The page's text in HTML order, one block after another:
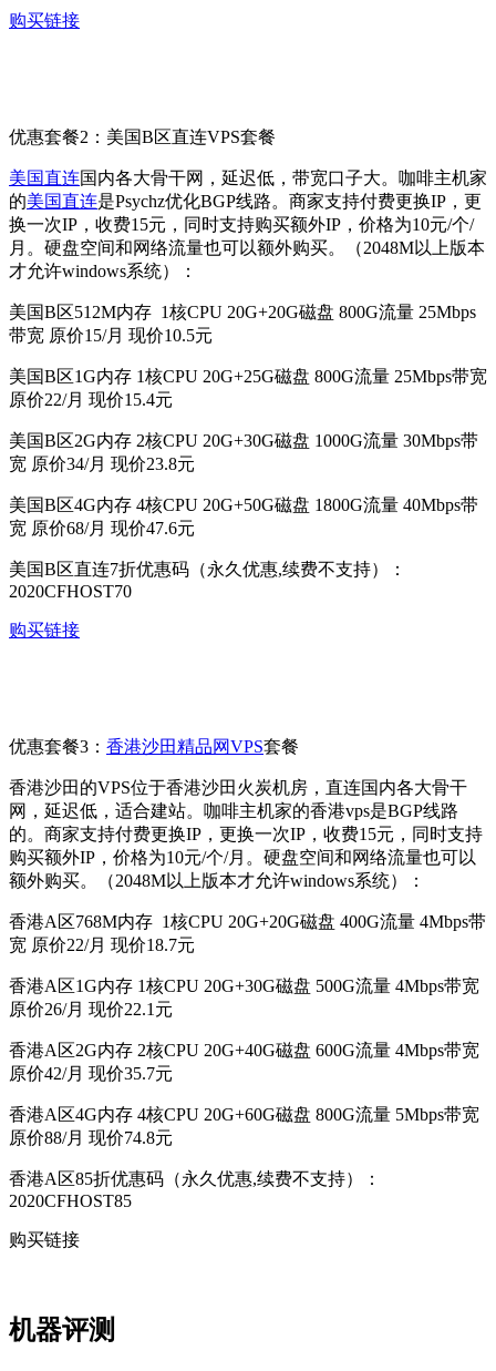
购买链接
优惠套餐2：美国B区直连VPS套餐
美国直连国内各大骨干网，延迟低，带宽口子大。咖啡主机家
的美国直连是Psychz优化BGP线路。商家支持付费更换IP，更
换一次IP，收费15元，同时支持购买额外IP，价格为10元/个/
月。硬盘空间和网络流量也可以额外购买。（2048M以上版本
才允许windows系统）：
美国B区512M内存 1核CPU 20G+20G磁盘 800G流量 25Mbps
带宽 原价15/月 现价10.5元
美国B区1G内存 1核CPU 20G+25G磁盘 800G流量 25Mbps带宽
原价22/月 现价15.4元
美国B区2G内存 2核CPU 20G+30G磁盘 1000G流量 30Mbps带
宽 原价34/月 现价23.8元
美国B区4G内存 4核CPU 20G+50G磁盘 1800G流量 40Mbps带
宽 原价68/月 现价47.6元
美国B区直连7折优惠码（永久优惠,续费不支持）：
2020CFHOST70
购买链接
优惠套餐3： 香港沙田精品网VPS套餐
香港沙田的VPS位于香港沙田火炭机房，直连国内各大骨干
网，延迟低，适合建站。咖啡主机家的香港vps是BGP线路
的。商家支持付费更换IP，更换一次IP，收费15元，同时支持
购买额外IP，价格为10元/个/月。硬盘空间和网络流量也可以
额外购买。（2048M以上版本才允许windows系统）：
香港A区768M内存 1核CPU 20G+20G磁盘 400G流量 4Mbps带
宽 原价22/月 现价18.7元
香港A区1G内存 1核CPU 20G+30G磁盘 500G流量 4Mbps带宽
原价26/月 现价22.1元
香港A区2G内存 2核CPU 20G+40G磁盘 600G流量 4Mbps带宽
原价42/月 现价35.7元
香港A区4G内存 4核CPU 20G+60G磁盘 800G流量 5Mbps带宽
原价88/月 现价74.8元
香港A区85折优惠码（永久优惠,续费不支持）：
2020CFHOST85
购买链接
机器评测